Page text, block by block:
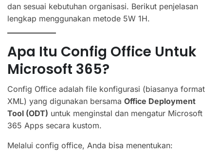
dan sesuai kebutuhan organisasi. Berikut penjelasan
lengkap menggunakan metode 5W 1H.
Apa Itu Config Office Untuk
Microsoft 365?
Config Office adalah file konfigurasi (biasanya format
XML) yang digunakan bersama Office Deployment
Tool (ODT) untuk menginstal dan mengatur Microsoft
365 Apps secara kustom.
Melalui config office, Anda bisa menentukan: